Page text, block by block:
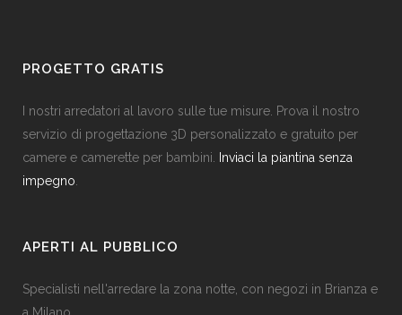
PROGETTO GRATIS
I nostri arredatori al lavoro sulle tue misure. Prova il nostro
servizio di progettazione 3D personalizzato e gratuito per
camere e camerette per bambini.
Inviaci la piantina senza
impegno
APERTI AL PUBBLICO
Specialisti nell'arredare la zona notte, con negozi in Brianza e